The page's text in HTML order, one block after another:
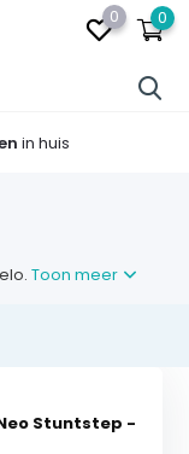
0 0
in huis
Toon meer
Stuntstep -